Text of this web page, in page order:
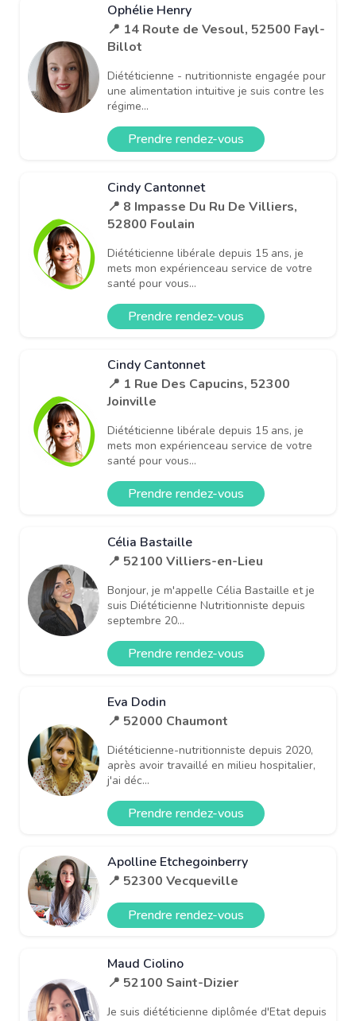
Ophélie Henry
📍 14 Route de Vesoul, 52500 Fayl-
Billot
Diététicienne - nutritionniste engagée pour
une alimentation intuitive je suis contre les
régime...
Prendre rendez-vous
Cindy Cantonnet
📍 8 Impasse Du Ru De Villiers,
52800 Foulain
Diététicienne libérale depuis 15 ans, je
mets mon expérienceau service de votre
santé pour vous...
Prendre rendez-vous
Cindy Cantonnet
📍 1 Rue Des Capucins, 52300
Joinville
Diététicienne libérale depuis 15 ans, je
mets mon expérienceau service de votre
santé pour vous...
Prendre rendez-vous
Célia Bastaille
📍 52100 Villiers-en-Lieu
Bonjour, je m'appelle Célia Bastaille et je
suis Diététicienne Nutritionniste depuis
septembre 20...
Prendre rendez-vous
Eva Dodin
📍 52000 Chaumont
Diététicienne-nutritionniste depuis 2020,
après avoir travaillé en milieu hospitalier,
j'ai déc...
Prendre rendez-vous
Apolline Etchegoinberry
📍 52300 Vecqueville
Prendre rendez-vous
Maud Ciolino
📍 52100 Saint-Dizier
Je suis diététicienne diplômée d'Etat depuis